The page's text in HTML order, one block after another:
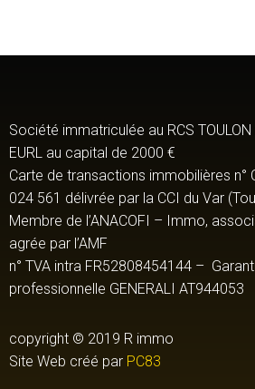
Société immatriculée au RCS
EURL au capital de 2000 €
Carte de transactions immobilières n°
024 561 délivrée par la CCI du Var
Membre de l’ANACOFI – Immo,
agrée par l’AMF
n° TVA intra FR52808454144 –
professionnelle GENERALI AT944053
copyright © 2019 R immo
Site Web créé par PC83